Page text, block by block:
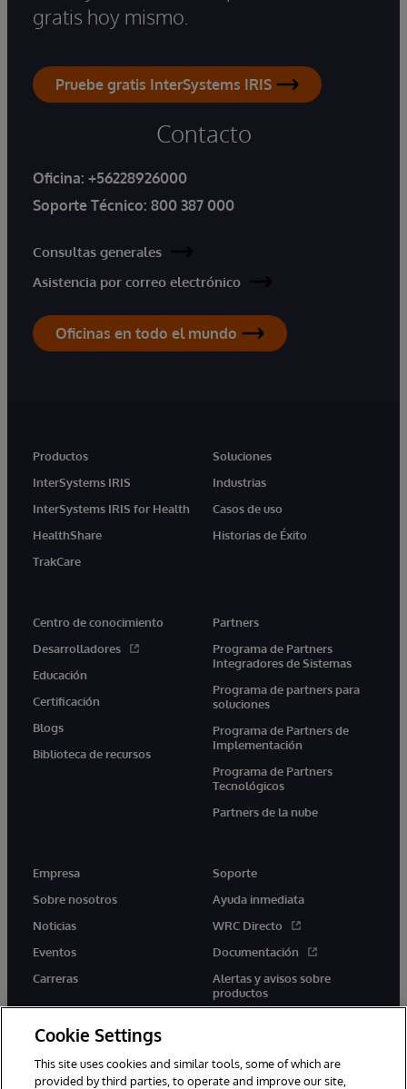
gratis hoy mismo.
Pruebe gratis InterSystems IRIS
Contacto
Oficina: +56228926000
Soporte Técnico: 800 387 000
Consultas generales
Asistencia por correo electrónico
Oficinas en todo el mundo
Productos
InterSystems IRIS
InterSystems IRIS for Health
HealthShare
TrakCare
Soluciones
Industrias
Casos de uso
Historias de Éxito
Centro de conocimiento
Desarrolladores
Educación
Certificación
Blogs
Biblioteca de recursos
Partners
Programa de Partners
Integradores de Sistemas
Programa de partners para
soluciones
Programa de Partners de
Implementación
Programa de Partners
Tecnológicos
Partners de la nube
Empresa
Sobre nosotros
Noticias
Eventos
Carreras
Soporte
Ayuda inmediata
WRC Directo
Documentación
Alertas y avisos sobre
productos
Cookie Settings
This site uses cookies and similar tools, some of which are
provided by third parties, to operate and improve our site,